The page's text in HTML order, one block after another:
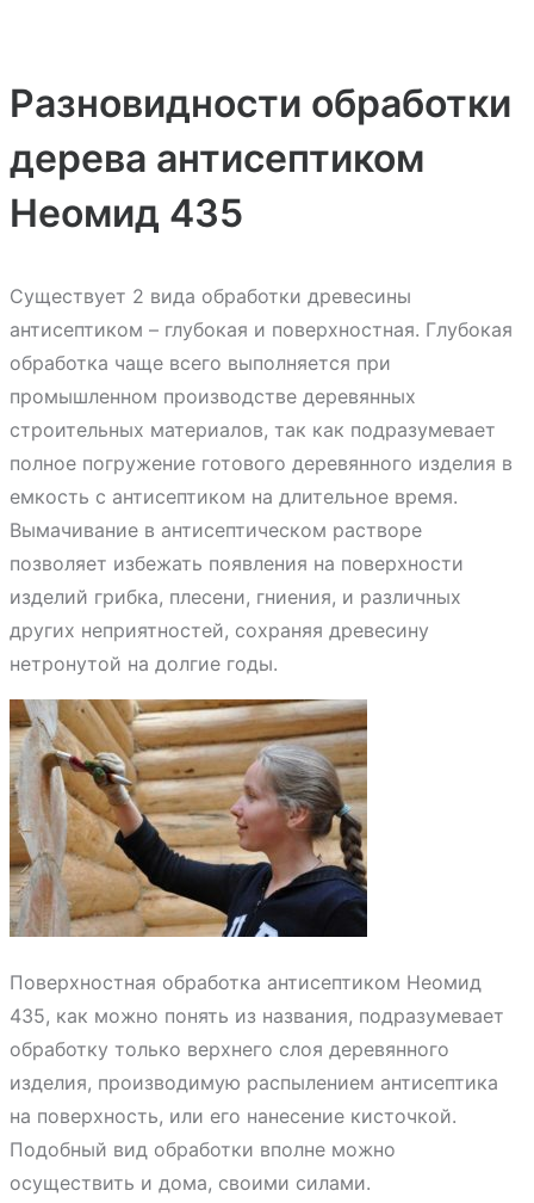
Разновидности обработки
дерева антисептиком
Неомид 435
Существует 2 вида обработки древесины
антисептиком – глубокая и поверхностная. Глубокая
обработка чаще всего выполняется при
промышленном производстве деревянных
строительных материалов, так как подразумевает
полное погружение готового деревянного изделия в
емкость с антисептиком на длительное время.
Вымачивание в антисептическом растворе
позволяет избежать появления на поверхности
изделий грибка, плесени, гниения, и различных
других неприятностей, сохраняя древесину
нетронутой на долгие годы.
Поверхностная обработка антисептиком Неомид
435, как можно понять из названия, подразумевает
обработку только верхнего слоя деревянного
изделия, производимую распылением антисептика
на поверхность, или его нанесение кисточкой.
Подобный вид обработки вполне можно
осуществить и дома, своими силами.